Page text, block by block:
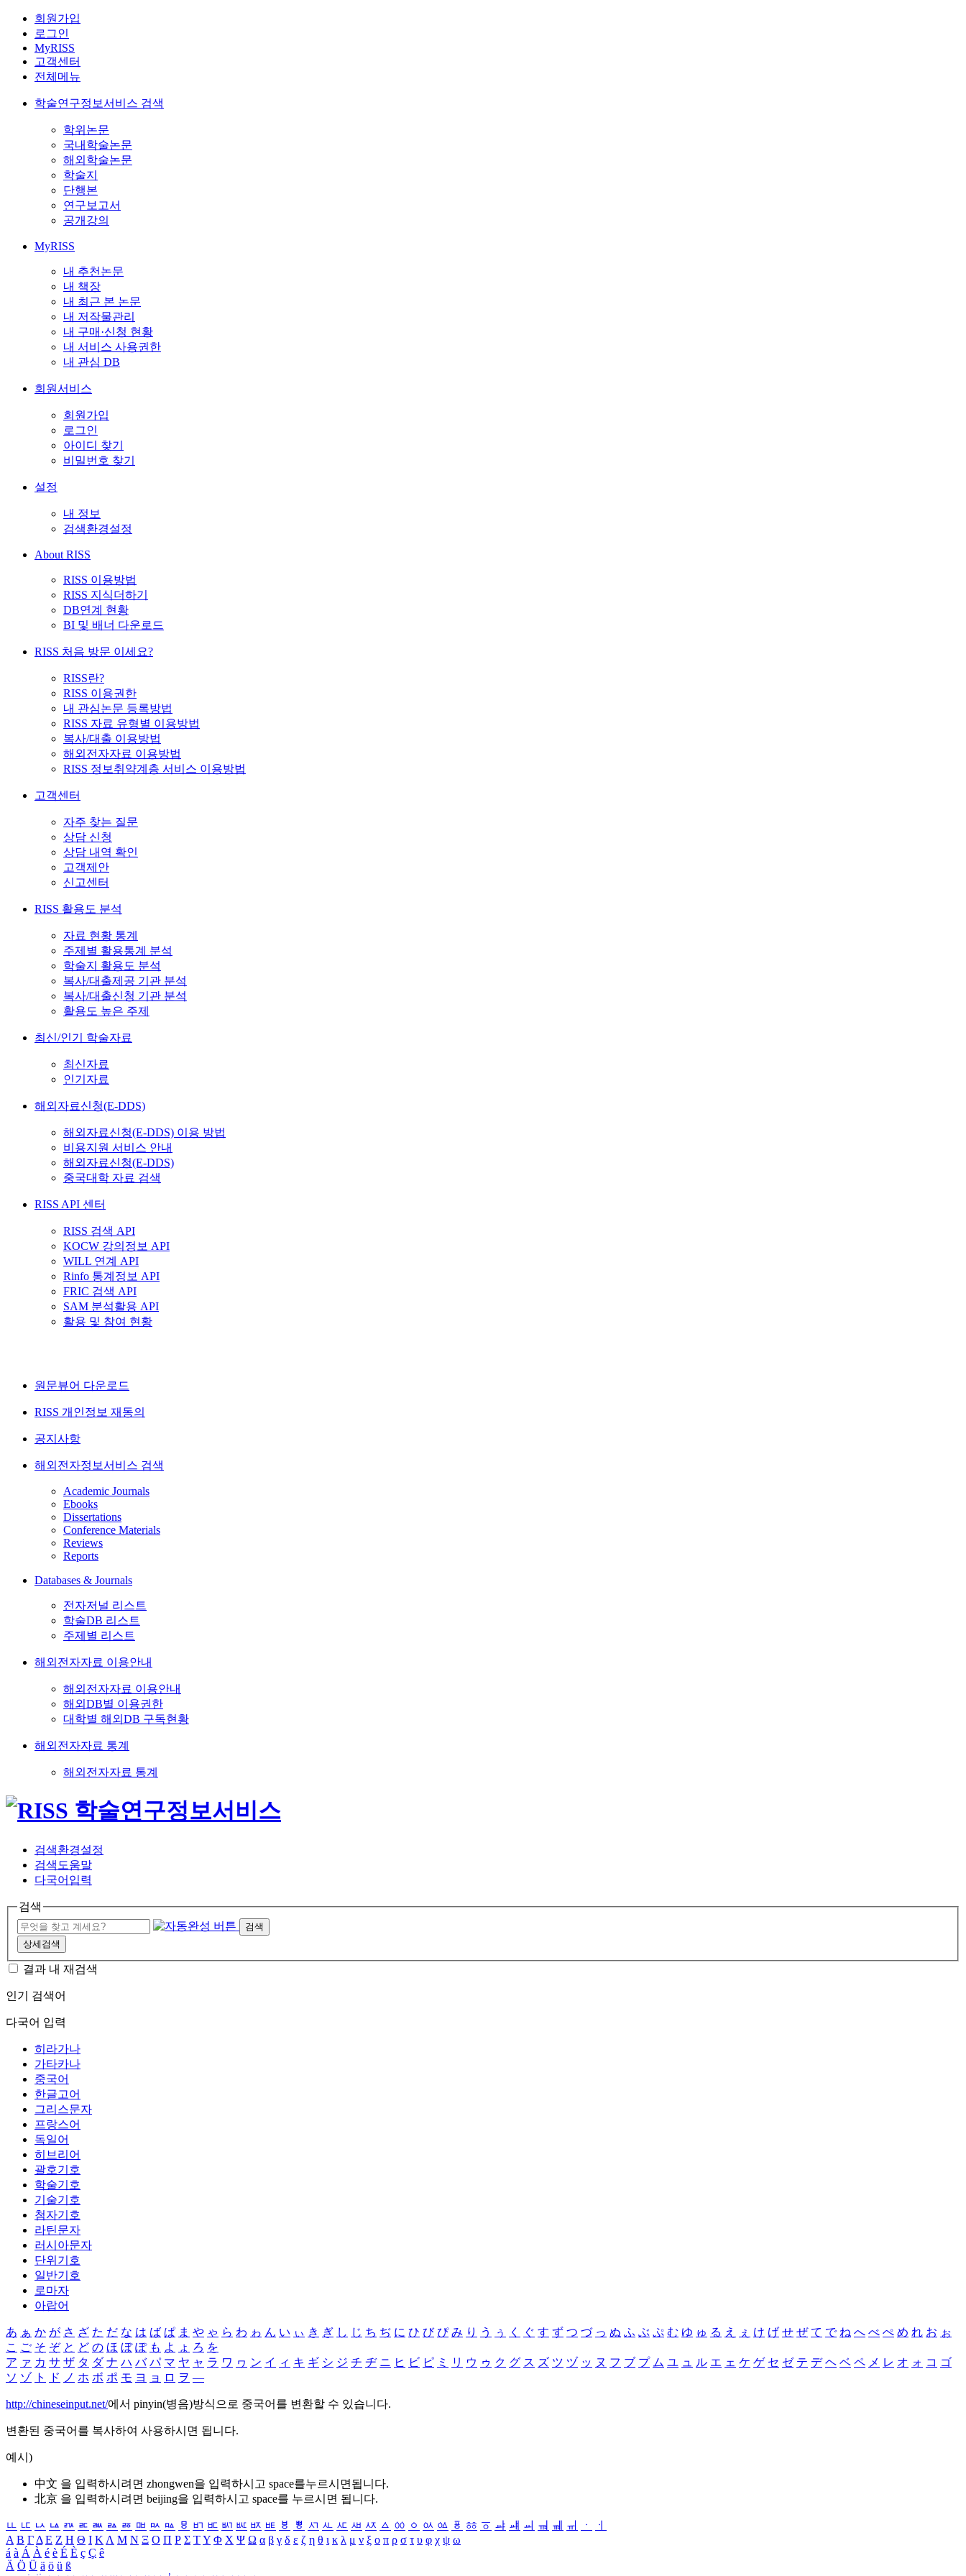
회원가입
로그인
MyRISS
고객센터
전체메뉴
학술연구정보서비스 검색
학위논문
국내학술논문
해외학술논문
학술지
단행본
연구보고서
공개강의
MyRISS
내 추천논문
내 책장
내 최근 본 논문
내 저작물관리
내 구매·신청 현황
내 서비스 사용권한
내 관심 DB
회원서비스
회원가입
로그인
아이디 찾기
비밀번호 찾기
설정
내 정보
검색환경설정
About RISS
RISS 이용방법
RISS 지식더하기
DB연계 현황
BI 및 배너 다운로드
RISS 처음 방문 이세요?
RISS란?
RISS 이용권한
내 관심논문 등록방법
RISS 자료 유형별 이용방법
복사/대출 이용방법
해외전자자료 이용방법
RISS 정보취약계층 서비스 이용방법
고객센터
자주 찾는 질문
상담 신청
상담 내역 확인
고객제안
신고센터
RISS 활용도 분석
자료 현황 통계
주제별 활용통계 분석
학술지 활용도 분석
복사/대출제공 기관 분석
복사/대출신청 기관 분석
활용도 높은 주제
최신/인기 학술자료
최신자료
인기자료
해외자료신청(E-DDS)
해외자료신청(E-DDS) 이용 방법
비용지원 서비스 안내
해외자료신청(E-DDS)
중국대학 자료 검색
RISS API 센터
RISS 검색 API
KOCW 강의정보 API
WILL 연계 API
Rinfo 통계정보 API
FRIC 검색 API
SAM 분석활용 API
활용 및 참여 현황
원문뷰어 다운로드
RISS 개인정보 재동의
공지사항
해외전자정보서비스 검색
Academic Journals
Ebooks
Dissertations
Conference Materials
Reviews
Reports
Databases & Journals
전자저널 리스트
학술DB 리스트
주제별 리스트
해외전자자료 이용안내
해외전자자료 이용안내
해외DB별 이용권한
대학별 해외DB 구독현황
해외전자자료 통계
해외전자자료 통계
검색환경설정
검색도움말
다국어입력
검색
검색
상세검색
결과 내 재검색
인기 검색어
다국어 입력
히라가나
가타카나
중국어
한글고어
그리스문자
프랑스어
독일어
히브리어
괄호기호
학술기호
기술기호
첨자기호
라틴문자
러시아문자
단위기호
일반기호
로마자
아랍어
あ ぁ か が さ ざ た だ な は ば ぱ ま や ゃ ら わ ゎ ん い ぃ き ぎ し じ ち ぢ に ひ び ぴ み り う ぅ く ぐ す ず つ づ っ ぬ ふ ぶ ぷ む ゆ ゅ る え ぇ け げ せ ぜ て で ね へ べ ぺ め れ お ぉ
こ ご そ ぞ と ど の ほ ぼ ぽ も よ ょ ろ を
ア ァ カ サ ザ タ ダ ナ ハ バ パ マ ヤ ャ ラ ワ ヮ ン イ ィ キ ギ シ ジ チ ヂ ニ ヒ ビ ピ ミ リ ウ ゥ ク グ ス ズ ツ ヅ ッ ヌ フ ブ プ ム ユ ュ ル エ ェ ケ ゲ セ ゼ テ デ ヘ ベ ペ メ レ オ ォ コ ゴ
ソ ゾ ト ド ノ ホ ボ ポ モ ヨ ョ ロ ヲ ―
http://chineseinput.net/에서 pinyin(병음)방식으로 중국어를 변환할 수 있습니다.
변환된 중국어를 복사하여 사용하시면 됩니다.
예시)
中文 을 입력하시려면 zhongwen을 입력하시고 space를누르시면됩니다.
北京 을 입력하시려면 beijing을 입력하시고 space를 누르시면 됩니다.
ㅥ ㅦ ㅧ ㅨ ㅩ ㅪ ㅫ ㅬ ㅭ ㅮ ㅯ ㅰ ㅱ ㅲ ㅳ ㅴ ㅵ ㅶ ㅷ ㅸ ㅹ ㅺ ㅻ ㅼ ㅽ ㅾ ㅿ ㆀ ㆁ ㆂ ㆃ ㆄ ㆅ ㆆ ㆇ ㆈ ㆉ ㆊ ㆋ ㆌ ㆍ
ㆎ
Α Β ΓΔ Ε Ζ Η Θ Ι ΚΛ Μ Ν Ξ Ο Π Ρ Σ ΤΥ Φ Χ Ψ Ω α β γ δ ε ζ η θ ι κ λ μ ν ξ ο π ρ σ τ υ φ χ ψ ω
á à Á À é è É È ç Ç ê
Ä Ö Ü ä ö ü ß